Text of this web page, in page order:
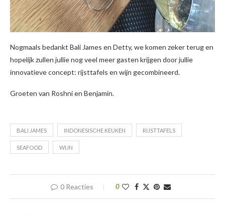
Nogmaals bedankt Bali James en Detty, we komen zeker terug en
hopelijk zullen jullie nog veel meer gasten krijgen door jullie
innovatieve concept: rijsttafels en wijn gecombineerd.
Groeten van Roshni en Benjamin.
BALI JAMES INDONESISCHE KEUKEN RIJSTTAFELS
SEAFOOD WIJN
0 Reacties 0